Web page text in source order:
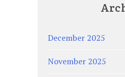
December 2025
November 2025